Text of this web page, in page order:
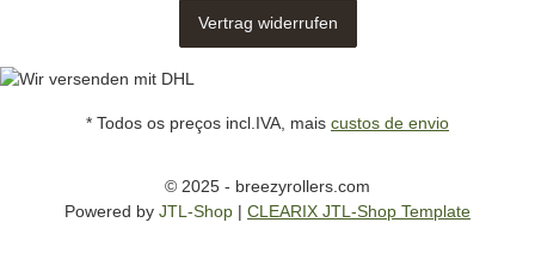
Vertrag widerrufen
* Todos os preços incl.IVA, mais custos de envio
© 2025 - breezyrollers.com
Powered by JTL-Shop | CLEARIX JTL-Shop Template